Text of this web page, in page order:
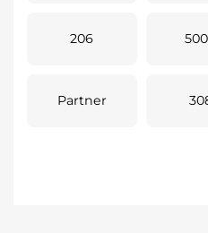
206
Partner